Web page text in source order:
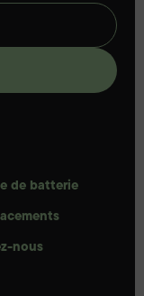
de batterie
nous